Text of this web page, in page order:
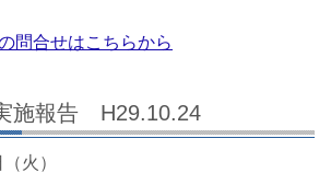
問合せはこちらから
施報告 H29.10.24
火）